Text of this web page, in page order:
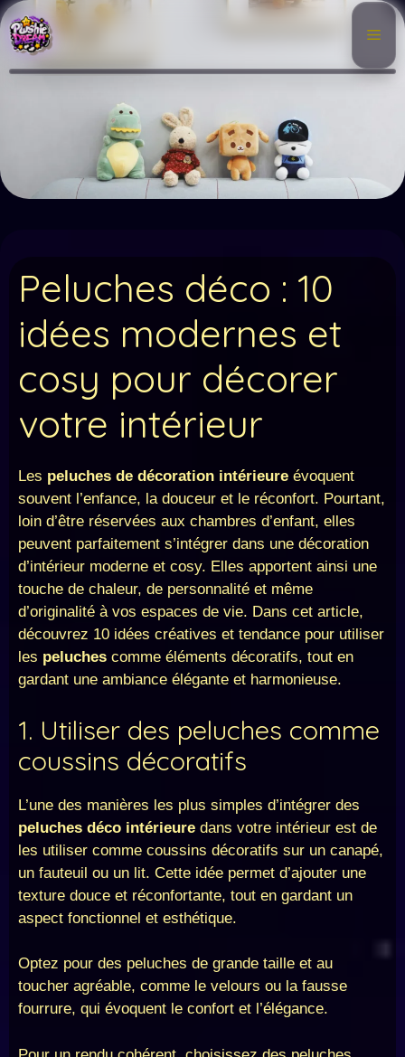
Aller
au
contenu
Peluches déco : 10
idées modernes et
cosy pour décorer
votre intérieur
Les peluches de décoration intérieure évoquent
souvent l’enfance, la douceur et le réconfort. Pourtant,
loin d’être réservées aux chambres d’enfant, elles
peuvent parfaitement s’intégrer dans une décoration
d’intérieur moderne et cosy. Elles apportent ainsi une
touche de chaleur, de personnalité et même
d’originalité à vos espaces de vie. Dans cet article,
découvrez 10 idées créatives et tendance pour utiliser
les peluches comme éléments décoratifs, tout en
gardant une ambiance élégante et harmonieuse.
1. Utiliser des peluches comme
coussins décoratifs
L’une des manières les plus simples d’intégrer des
peluches déco intérieure dans votre intérieur est de
les utiliser comme coussins décoratifs sur un canapé,
un fauteuil ou un lit. Cette idée permet d’ajouter une
texture douce et réconfortante, tout en gardant un
aspect fonctionnel et esthétique.
Optez pour des peluches de grande taille et au
toucher agréable, comme le velours ou la fausse
fourrure, qui évoquent le confort et l’élégance.